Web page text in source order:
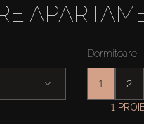
Dormitoare
1 2
1